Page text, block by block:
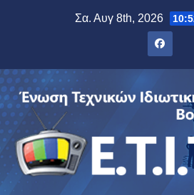
Σα. Αυγ 8th, 2026